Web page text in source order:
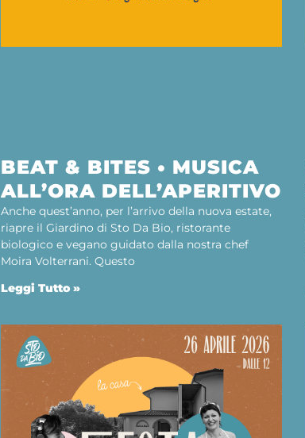
BEAT & BITES • MUSICA
ALL’ORA DELL’APERITIVO
Anche quest’anno, per l’arrivo della nuova estate,
riapre il Giardino di Sto Da Bio, ristorante
biologico e vegano guidato dalla nostra chef
Moira Volterrani. Questo
Leggi Tutto »